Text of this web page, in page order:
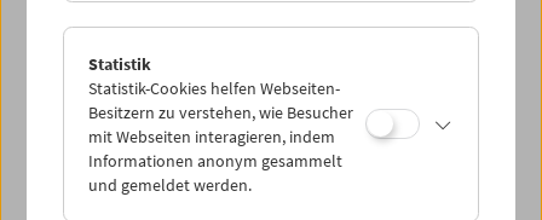
PROGRAMM ÜBERBLICK
Statistik
Statistik-Cookies helfen Webseiten-
Besitzern zu verstehen, wie Besucher
mit Webseiten interagieren, indem
Informationen anonym gesammelt
und gemeldet werden.